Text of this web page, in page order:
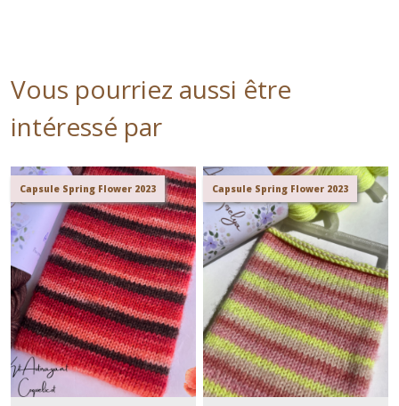
Vous pourriez aussi être
intéressé par
Capsule Spring Flower 2023 Capsule Spring Flower 2023